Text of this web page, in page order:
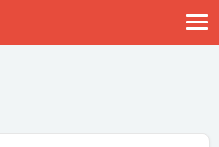
Help